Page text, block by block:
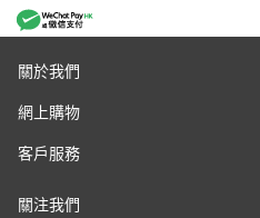
關於我們
網上購物
客戶服務
關注我們